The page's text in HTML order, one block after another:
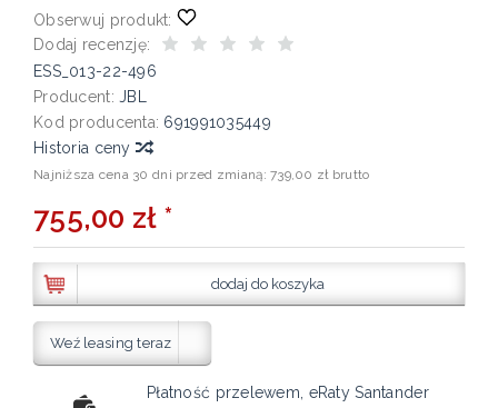
Obserwuj produkt:
Dodaj recenzję:
ESS_013-22-496
Producent: JBL
Kod producenta: 691991035449
Historia ceny
Najniższa cena 30 dni przed zmianą:739,00 zł brutto
755,00 zł *
dodaj do koszyka
Weź leasing teraz
Płatność przelewem, eRaty Santander